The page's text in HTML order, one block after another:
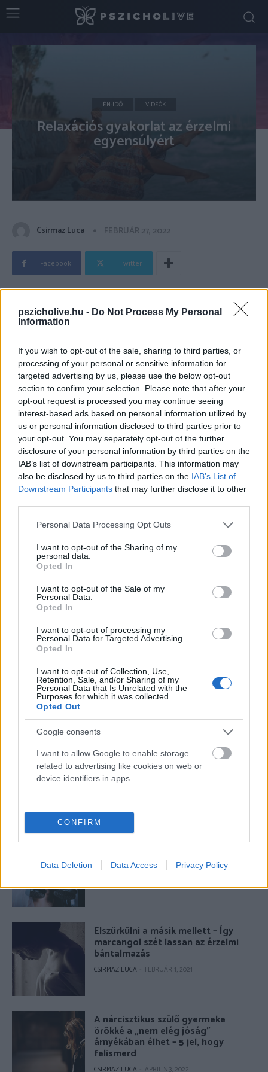
pszicholive.hu - Do Not Process My Personal
Information
If you wish to opt-out of the sale, sharing to third parties, or
processing of your personal or sensitive information for
targeted advertising by us, please use the below opt-out
section to confirm your selection. Please note that after your
opt-out request is processed you may continue seeing
interest-based ads based on personal information utilized by
us or personal information disclosed to third parties prior to
your opt-out. You may separately opt-out of the further
disclosure of your personal information by third parties on the
IAB’s list of downstream participants. This information may
also be disclosed by us to third parties on the IAB’s List of
Downstream Participants that may further disclose it to other
Please note that this website/app uses one or more Google
not limited to your visit or usage behaviour. You may click to
grant or deny consent to Google and its third-party tags to
use your data for below specified purposes in below Google
consent section.
Personal Data Processing Opt Outs
I want to opt-out of the Sharing of my
personal data.
Opted In
I want to opt-out of the Sale of my
Personal Data.
Opted In
I want to opt-out of processing my
Personal Data for Targeted Advertising.
Opted In
I want to opt-out of Collection, Use,
Retention, Sale, and/or Sharing of my
Personal Data that Is Unrelated with the
Purposes for which it was collected.
Opted Out
Google consents
I want to allow Google to enable storage
related to advertising like cookies on web or
device identifiers in apps.
CONFIRM
Data Deletion Data Access Privacy Policy
ÉN-IDŐ VIDEÓK
Relaxációs gyakorlat az érzelmi
egyensúlyért
Csirmaz Luca FEBRUÁR 27, 2022
Facebook Twitter
Facebook Twitter
MARADHATUNK JÓ SZÜLŐK KAPCSOLÓDNI SEM LEHET
Csirmaz Luca vagyok, pszichológus, a PszichoLive
hogy önmagunkon dolgozni a legnagyszerűbb
dolog amit tehetünk, és hogy mindenki
megérdemel egy szeretetteljes környezetet és
tükörbe néz.
Népszerűek
Az öt legfontosabb dolog, amit Dr.
Vekerdy Tamás tanított nekünk
RÉVÉSZ ZSUZSA
A mérgező emberek 5 leggyakoribb
CSIRMAZ LUCA - JANUÁR 9, 2022
Elszürkülni a másik mellett – Így
marcangol szét lassan az érzelmi
bántalmazás
CSIRMAZ LUCA FEBRUÁR 1, 2021
A nárcisztikus szülő gyermeke
örökké a „nem elég jóság”
árnyékában élhet – 5 jel, hogy
felismerd
CSIRMAZ LUCA ÁPRILIS 3, 2022